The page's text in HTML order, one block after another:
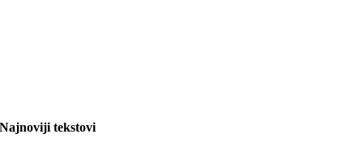
Najnoviji tekstovi